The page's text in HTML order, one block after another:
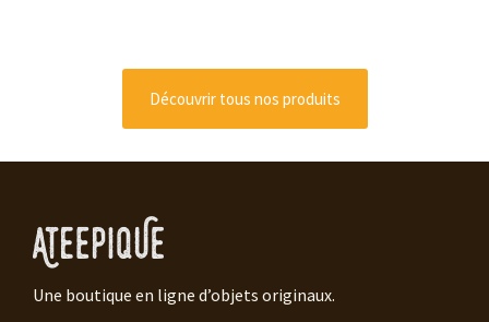
Découvrir tous nos produits
Une boutique en ligne d’objets originaux.